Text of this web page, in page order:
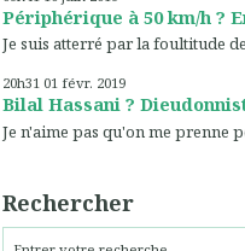
Périphérique à 50 km/h ?
Je suis atterré par la foultitude
20h31 01 févr. 2019
Bilal Hassani ?
Je n'aime pas qu'on me prenne
Rechercher